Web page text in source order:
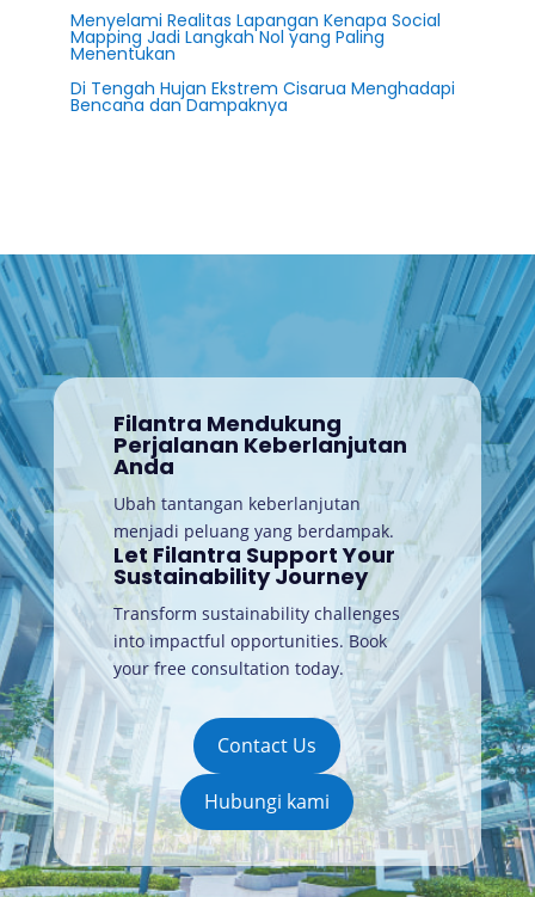
Menyelami Realitas Lapangan Kenapa Social
Mapping Jadi Langkah Nol yang Paling
Menentukan
Di Tengah Hujan Ekstrem Cisarua Menghadapi
Bencana dan Dampaknya
Filantra Mendukung
Perjalanan Keberlanjutan
Anda
Ubah tantangan keberlanjutan
menjadi peluang yang berdampak.
Let Filantra Support Your
Sustainability Journey
Transform sustainability challenges
into impactful opportunities. Book
your free consultation today.
Contact Us
Hubungi kami